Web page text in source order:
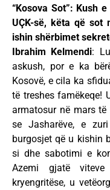
“Kosova Sot”: Kush
UÇK-së, këta që sot
ishin shërbimet
Ibrahim Kelmendi:
askush, por e ka
Kosovë, e cila ka
të treshes famëkeqe!
armatosur në mars
se Jasharëve, e
burgosjet që u kishin
si dhe sabotimi e
Azemi gjatë viteve
kryengritëse, u